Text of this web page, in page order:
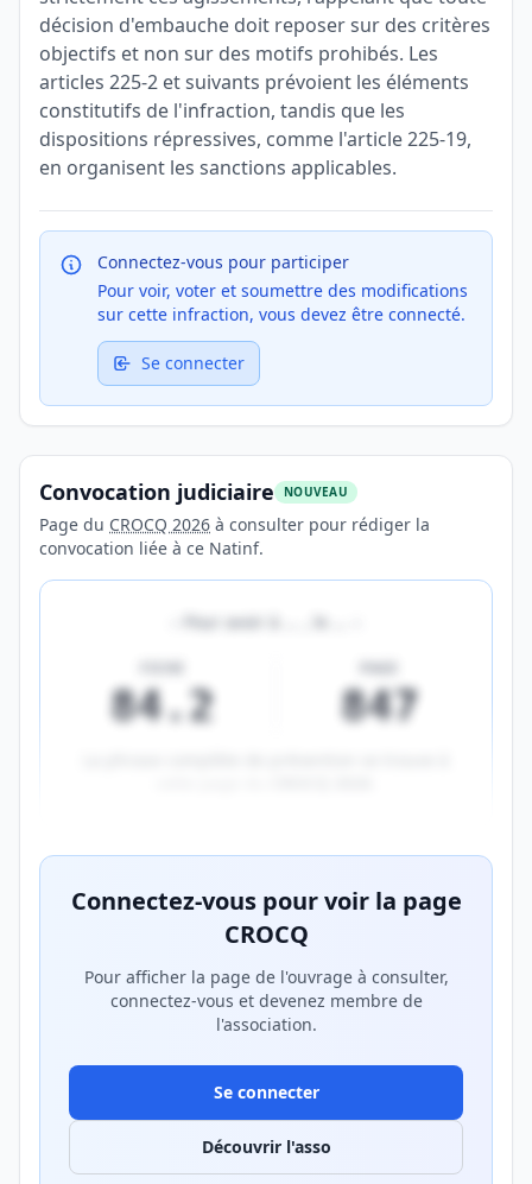
décision d'embauche doit reposer sur des critères
objectifs et non sur des motifs prohibés. Les
articles 225-2 et suivants prévoient les éléments
constitutifs de l'infraction, tandis que les
dispositions répressives, comme l'article 225-19,
en organisent les sanctions applicables.
Connectez-vous pour participer
Pour voir, voter et soumettre des modifications
sur cette infraction, vous devez être connecté.
Se connecter
Convocation judiciaire NOUVEAU
Page du CROCQ 2026 à consulter pour rédiger la
convocation liée à ce Natinf.
Pour avoir à
84.2 847
Connectez-vous pour voir la page
CROCQ
Pour afficher la page de l'ouvrage à consulter,
connectez-vous et devenez membre de
l'association.
Se connecter
Découvrir l'asso